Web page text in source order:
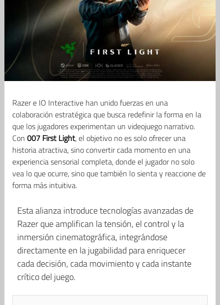
Razer e IO Interactive han unido fuerzas en una
colaboración estratégica que busca redefinir la forma en la
que los jugadores experimentan un videojuego narrativo.
Con 007 First Light, el objetivo no es solo ofrecer una
historia atractiva, sino convertir cada momento en una
experiencia sensorial completa, donde el jugador no solo
vea lo que ocurre, sino que también lo sienta y reaccione de
forma más intuitiva.
Esta alianza introduce tecnologías avanzadas de
Razer que amplifican la tensión, el control y la
inmersión cinematográfica, integrándose
directamente en la jugabilidad para enriquecer
cada decisión, cada movimiento y cada instante
crítico del juego.